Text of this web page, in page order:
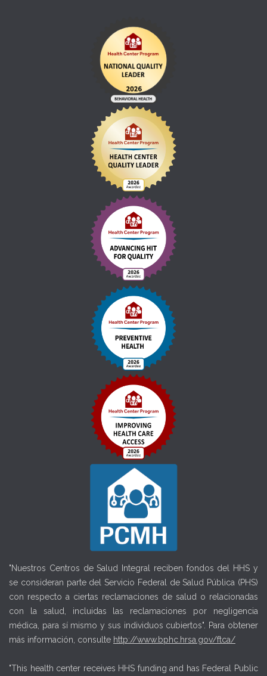
"Nuestros Centros de Salud Integral reciben fondos del HHS y
se consideran parte del Servicio Federal de Salud Pública (PHS)
con respecto a ciertas reclamaciones de salud o relacionadas
con la salud, incluidas las reclamaciones por negligencia
médica, para sí mismo y sus individuos cubiertos". Para obtener
más información, consulte http://www.bphc.hrsa.gov/ftca/
"This health center receives HHS funding and has Federal Public